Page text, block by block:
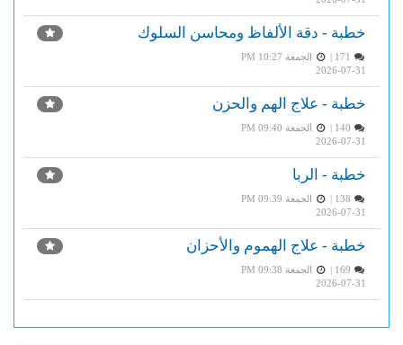
خطبة - دقة الألفاظ ومحاسن السلوك
الجمعة PM 10:27
2026-07-31
خطبة - علاج الهم والحزن
الجمعة PM 09:40
2026-07-31
خطبة - الربا
الجمعة PM 09:39
2026-07-31
خطبة - علاج الهموم والأحزان
الجمعة PM 09:38
2026-07-31